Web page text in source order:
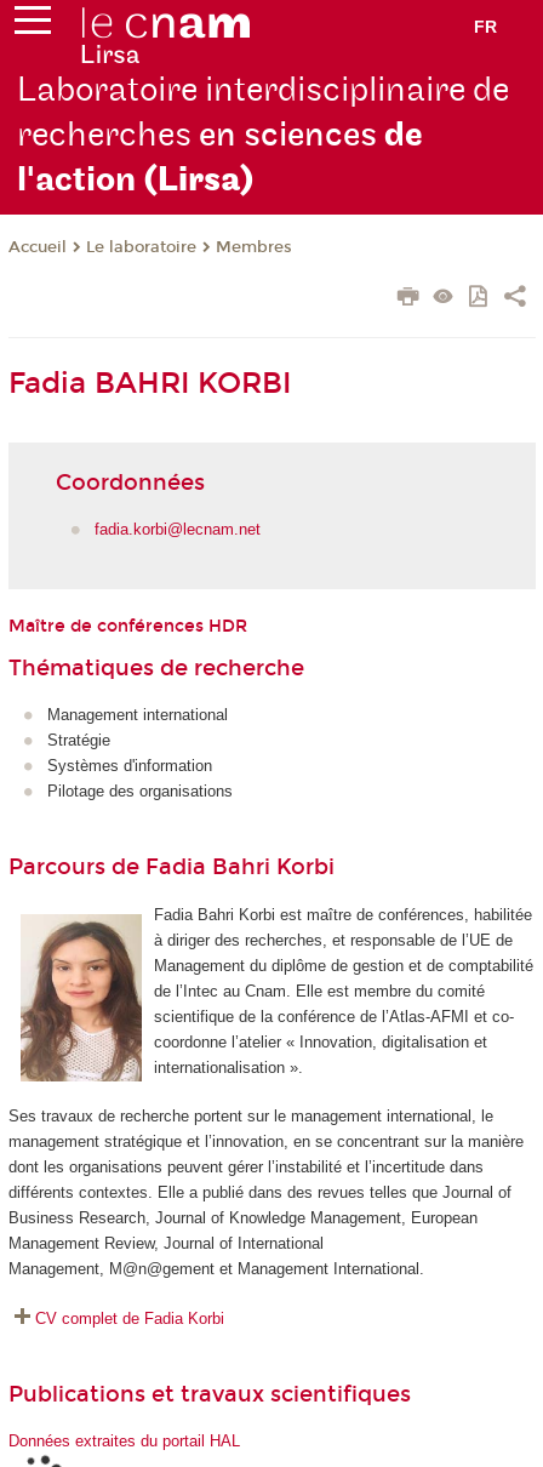
FR
Laboratoire interdisciplinaire de
recherches en sciencesde
l'action (Lirsa)
Accueil Le laboratoire Membres
Fadia BAHRI KORBI
Coordonnées
fadia.korbi@lecnam.net
Maître de conférences HDR
Thématiques de recherche
Management international
Stratégie
Systèmes d'information
Pilotage des organisations
Parcours de Fadia Bahri Korbi
Fadia Bahri Korbi est maître de conférences, habilitée
à diriger des recherches, et responsable de l’UE de
Management du diplôme de gestion et de comptabilité
de l’Intec au Cnam. Elle est membre du comité
scientifique de la conférence de l’Atlas-AFMI et co-
coordonne l’atelier « Innovation, digitalisation et
internationalisation ».
Ses travaux de recherche portent sur le management international, le
management stratégique et l’innovation, en se concentrant sur la manière
dont les organisations peuvent gérer l’instabilité et l’incertitude dans
différents contextes. Elle a publié dans des revues telles que Journal of
Business Research, Journal of Knowledge Management, European
Management Review, Journal of International
Management, M@n@gementet Management International .
CV complet de Fadia Korbi
Publications et travaux scientifiques
Données extraites du portail HAL